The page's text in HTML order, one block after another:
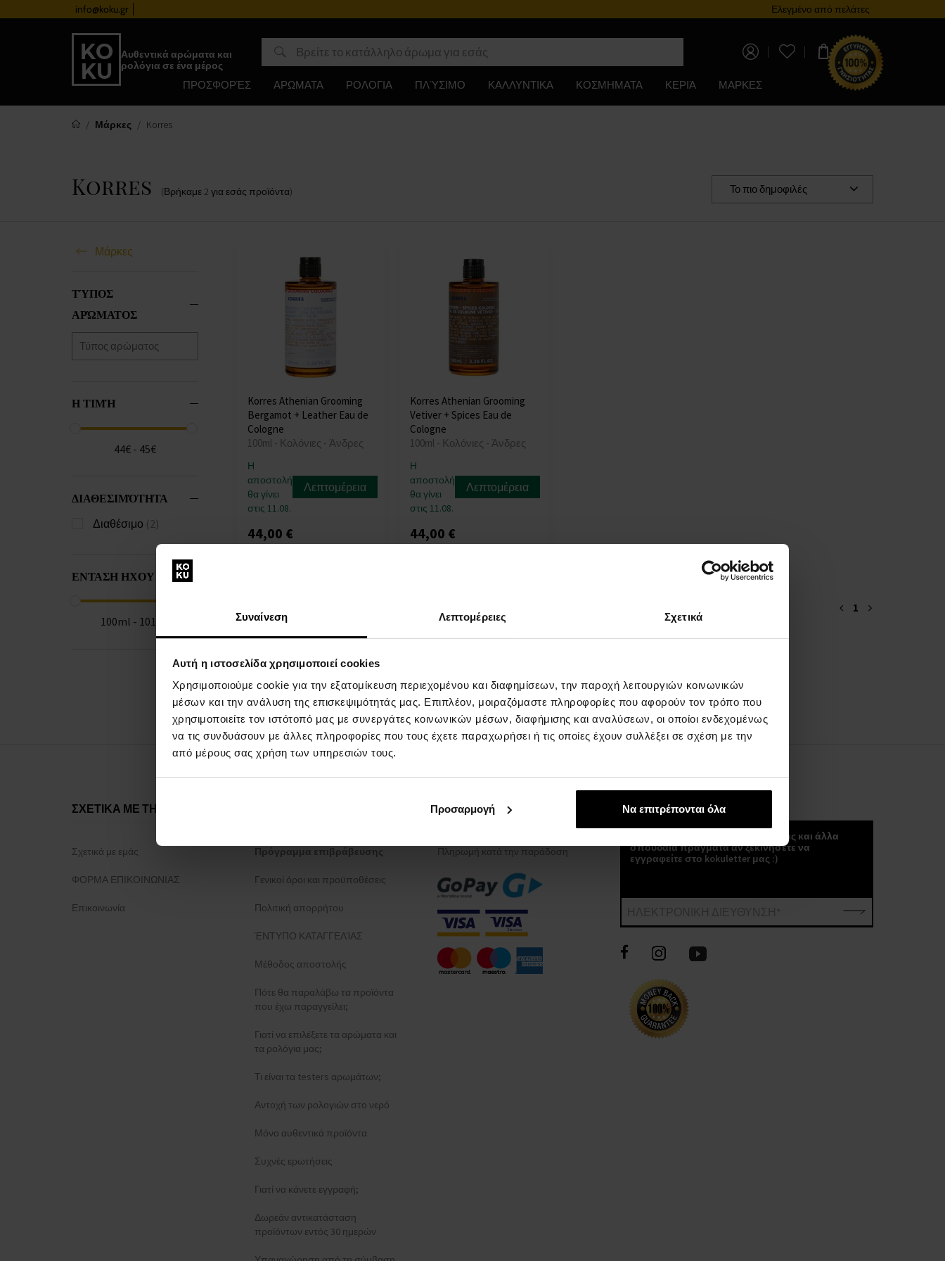
Συναίνεση Λεπτομέρειες Σχετικά
Αυτή η ιστοσελίδα χρησιμοποιεί cookies
Χρησιμοποιούμε cookie για την εξατομίκευση περιεχομένου και διαφημίσεων, την παροχή λειτουργιών κοινωνικών
μέσων και την ανάλυση της επισκεψιμότητάς μας. Επιπλέον, μοιραζόμαστε πληροφορίες που αφορούν τον τρόπο που
χρησιμοποιείτε τον ιστότοπό μας με συνεργάτες κοινωνικών μέσων, διαφήμισης και αναλύσεων, οι οποίοι ενδεχομένως
να τις συνδυάσουν με άλλες πληροφορίες που τους έχετε παραχωρήσει ή τις οποίες έχουν συλλέξει σε σχέση με την
από μέρους σας χρήση των υπηρεσιών τους.
Προσαρμογή Να επιτρέπονται όλα
info@koku.gr Πρόγραμμα επιβράβευσηςΕλεγμένο από πελάτες
Αυθεντικά αρώματα και
ρολόγια σε ένα μέρος
0,00 €
ΠΡΟΣΦΟΡΈΣ ΑΡΩΜΑΤΑ ΡΟΛΟΓΙΑ ΠΛΎΣΙΜΟ ΚΑΛΛΥΝΤΙΚΑ ΚΟΣΜΗΜΑΤΑ ΚΕΡΙΆ ΜΑΡΚΕΣ
Μάρκες Korres
Korres (Βρήκαμε 2 για εσάς προϊόντα) Το πιο δημοφιλές
Μάρκες
ΤΎΠΟΣ
ΑΡΏΜΑΤΟΣ
Η ΤΙΜΉ
44€ - 45€
ΔΙΑΘΕΣΙΜΌΤΗΤΑ
Διαθέσιμο (2)
ΕΝΤΑΣΗ ΗΧΟΥ
100ml - 101ml
Korres Athenian Grooming
Bergamot + Leather Eau de
Cologne
100ml - Κολόνιες - Άνδρες
Η
αποστολή
θα γίνει
στις 11.08.
Λεπτομέρεια
44,00 €
Korres Athenian Grooming
Vetiver + Spices Eau de
Cologne
100ml - Κολόνιες - Άνδρες
Η
αποστολή
θα γίνει
στις 11.08.
Λεπτομέρεια
44,00 €
1
ΣΧΕΤΙΚΑ ΜΕ ΤΗΝ ΕΤΑΙΡΕΙΑ
Σχετικά με εμάς
ΦΟΡΜΑ ΕΠΙΚΟΙΝΩΝΙΑΣ
Επικοινωνία
Πρόγραμμα επιβράβευσης
Γενικοί όροι και προϋποθέσεις
Πολιτική απορρήτου
ΈΝΤΥΠΟ ΚΑΤΑΓΓΕΛΊΑΣ
Μέθοδος αποστολής
Πότε θα παραλάβω τα προϊόντα
που έχω παραγγείλει;
Γιατί να επιλέξετε τα αρώματα και
τα ρολόγια μας;
Τι είναι τα testers αρωμάτων;
Αντοχή των ρολογιών στο νερό
Μόνο αυθεντικά προϊόντα
Συχνές ερωτήσεις
Γιατί να κάνετε εγγραφή;
Δωρεάν αντικατάσταση
προϊόντων εντός 30 ημερών
ΤΡOΠΟΙ ΠΛΗΡΩΜHΣ
Πληρωμή κατά την παράδοση
ΚΟΚΟΥΛΈΤΕΡ
Μπορείτε να λαμβάνετε νέα, τάσεις και άλλα
σπουδαία πράγματα αν ξεκινήσετε να
εγγραφείτε στο kokuletter μας :)